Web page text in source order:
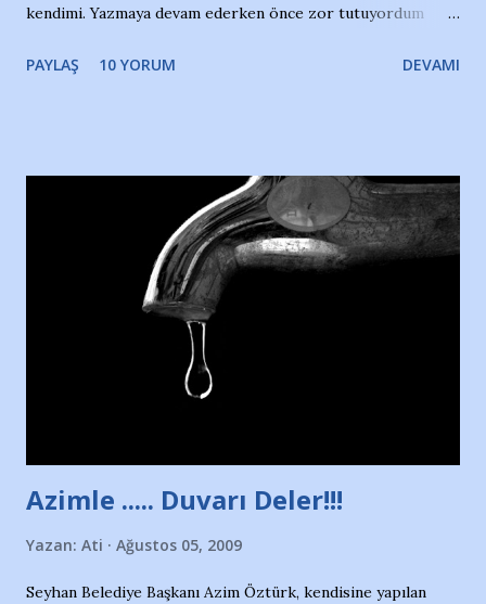
kendimi. Yazmaya devam ederken önce zor tutuyordum
Yazımı, ağlayarak bitirebildim ancak…Kendisinin web
Nesrin’in Hikayesi’ne başlıyorum… 1964 Adana Yüzme
havuzunun kenarında 7 yaşında kara kuru bir kız çocuğu
duruyor. Havuzun içinde Adana Demirspor Kulübü
yüzücüleri. Erkekler çoğunlukta. Küçük kız etrafına bakıyor.
Sadece 4 kız çocuğu var. Nesrin, Adana Demirspor’un 4
kızından biri oluyor o gün…Giriyor havuza. 1973 – 1975
Adana Nesrin, 16 yaşında. Yüzüyor. 7 yaşında girdiği
Türkiye 3.lüğü var. 17 yaşında mar...
PAYLAŞ 10 YORUM DEVAMI
Azimle ..... Duvarı Deler!!!
Yazan: Ati Ağustos 05, 2009
Seyhan Belediye Başkanı Azim Öztürk, kendisine yapılan